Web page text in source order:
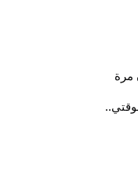
مرة